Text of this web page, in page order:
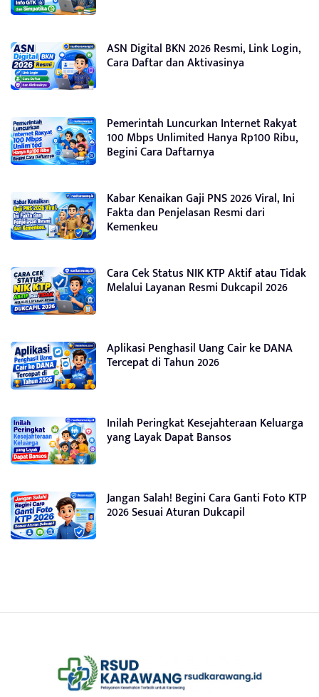
ASN Digital BKN 2026 Resmi, Link Login,
Cara Daftar dan Aktivasinya
Pemerintah Luncurkan Internet Rakyat
100 Mbps Unlimited Hanya Rp100 Ribu,
Begini Cara Daftarnya
Kabar Kenaikan Gaji PNS 2026 Viral, Ini
Fakta dan Penjelasan Resmi dari
Kemenkeu
Cara Cek Status NIK KTP Aktif atau Tidak
Melalui Layanan Resmi Dukcapil 2026
Aplikasi Penghasil Uang Cair ke DANA
Tercepat di Tahun 2026
Inilah Peringkat Kesejahteraan Keluarga
yang Layak Dapat Bansos
Jangan Salah! Begini Cara Ganti Foto KTP
2026 Sesuai Aturan Dukcapil